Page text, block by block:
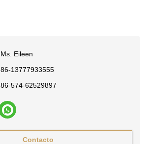
Ms. Eileen
86-13777933555
86-574-62529897
Contacto